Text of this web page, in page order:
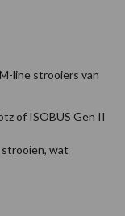
line strooiers van
of ISOBUS Gen II
wat